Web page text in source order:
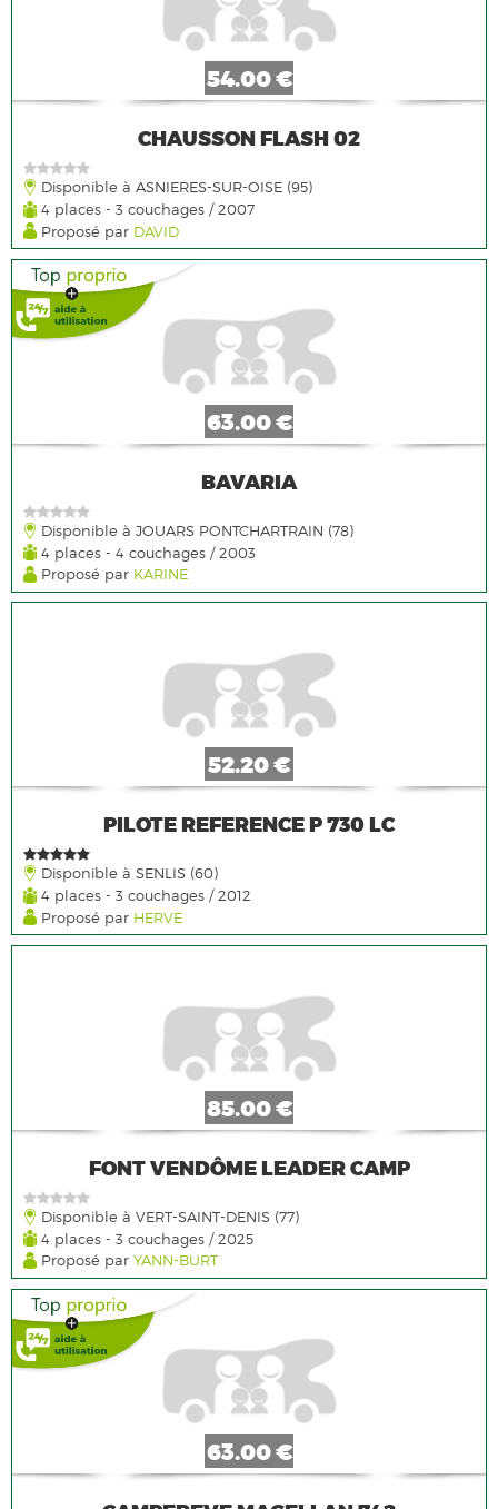
54.00 €
CHAUSSON FLASH 02
Disponible à ASNIERES-SUR-OISE (95)
4 places - 3 couchages / 2007
Proposé par DAVID
63.00 €
BAVARIA
Disponible à JOUARS PONTCHARTRAIN (78)
4 places - 4 couchages / 2003
Proposé par KARINE
52.20 €
PILOTE REFERENCE P 730 LC
Disponible à SENLIS (60)
4 places - 3 couchages / 2012
Proposé par HERVE
85.00 €
FONT VENDÔME LEADER CAMP
Disponible à VERT-SAINT-DENIS (77)
4 places - 3 couchages / 2025
Proposé par YANN-BURT
63.00 €